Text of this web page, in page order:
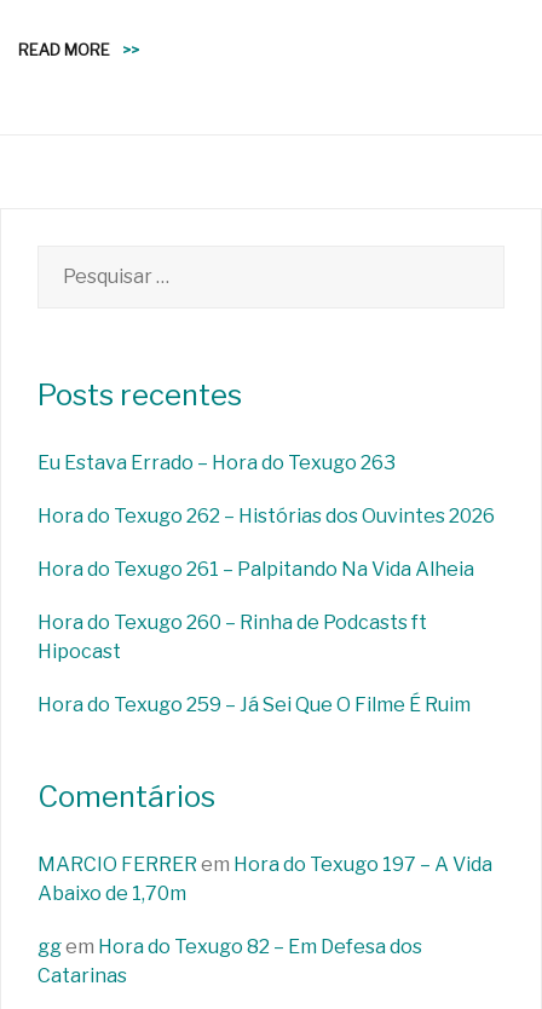
READ MORE >>
por:
Posts recentes
Eu Estava Errado – Hora do Texugo 263
Hora do Texugo 262 – Histórias dos Ouvintes 2026
Hora do Texugo 261 – Palpitando Na Vida Alheia
Hora do Texugo 260 – Rinha de Podcasts ft
Hipocast
Hora do Texugo 259 – Já Sei Que O Filme É Ruim
Comentários
MARCIO FERRER em Hora do Texugo 197 – A Vida
Abaixo de 1,70m
ggem Hora do Texugo 82 – Em Defesa dos
Catarinas